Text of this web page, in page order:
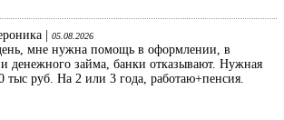
| 05.08.2026
мне нужна помощь в оформлении, в
денежного займа, банки отказывают. Нужная
тыс руб. На 2 или 3 года, работаю+пенсия.